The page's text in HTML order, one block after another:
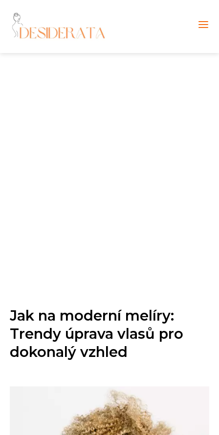
Jak na moderní melíry:
Trendy úprava vlasů pro
dokonalý vzhled